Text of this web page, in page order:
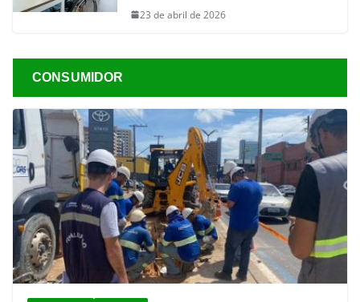
23 de abril de 2026
CONSUMIDOR